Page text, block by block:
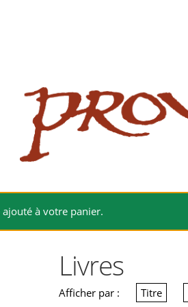
ajouté à votre panier.
Livres
Afficher par : Titre